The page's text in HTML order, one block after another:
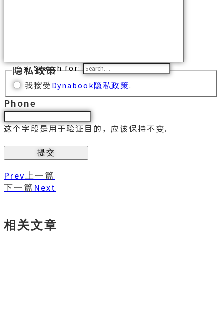
Search for:
隐私政策
我接受 Dynabook隐私政策.
Phone
这个字段是用于验证目的，应该保持不变。
Prev上一篇
下一篇 Next
相关文章